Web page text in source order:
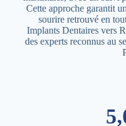
Cette approche garantit
sourire retrouvé en
Implants Dentaires vers
des experts reconnus au